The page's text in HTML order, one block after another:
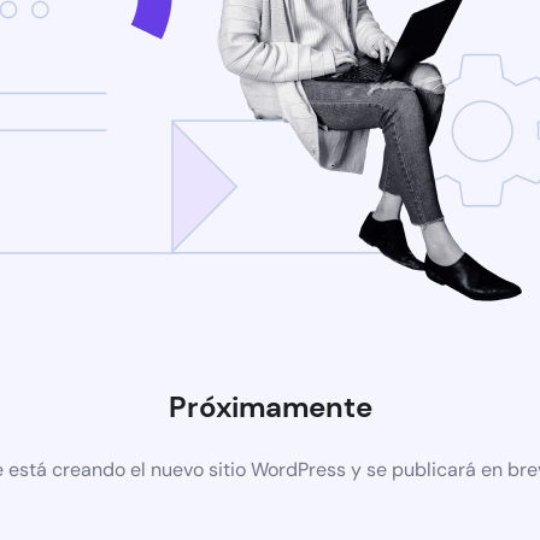
Próximamente
está creando el nuevo sitio WordPress y se publicará en